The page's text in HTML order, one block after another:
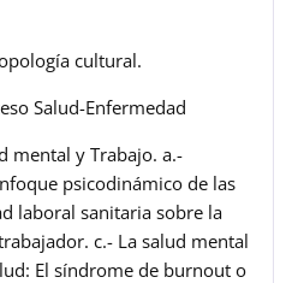
cultural.
Salud-Enfermedad
mental y Trabajo. a.-
psicodinámico de las
laboral sanitaria sobre la
c.- La salud mental
El síndrome de burnout o